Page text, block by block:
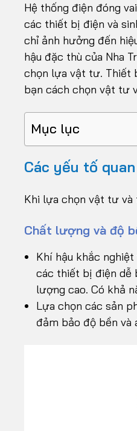
Hệ thống điện đóng
các thiết bị điện và
chỉ ảnh hưởng đến
hậu đặc thù của Nha
chọn lựa vật tư. Thiết
bạn cách chọn vật tư
Mục lục
Các yếu tố
Khi lựa chọn vật tư và
Chất lượng và độ
Khí hậu khắc
các thiết bị điện dễ
lượng cao. Có khả
Lựa chọn các sản
đảm bảo độ bền và